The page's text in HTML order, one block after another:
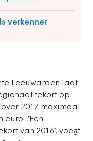
verkenner
Leeuwarden laat
tekort op
2017 maximaal
‘Een
van 2016’, voegt